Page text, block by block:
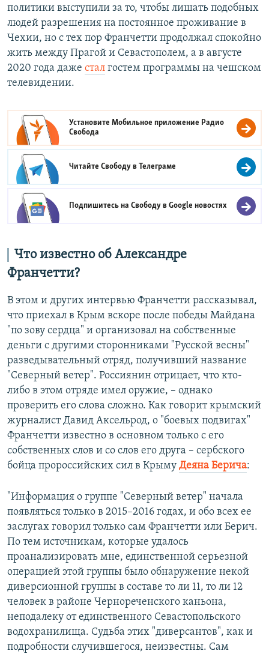
политики выступили за то, чтобы лишать подобных
людей разрешения на постоянное проживание в
Чехии, но с тех пор Франчетти продолжал спокойно
жить между Прагой и Севастополем, а в августе
2020 года даже стал гостем программы на чешском
телевидении.
Установите Мобильное приложение Радио
Свобода
Читайте Свободу вТелеграме
Подпишитесь на Свободу вGoogle новостях
Что известно об Александре
Франчетти?
В этом и других интервью Франчетти рассказывал,
что приехал в Крым вскоре после победы Майдана
"по зову сердца" и организовал на собственные
деньги с другими сторонниками "Русской весны"
разведывательный отряд, получивший название
"Северный ветер". Россиянин отрицает, что кто-
либо в этом отряде имел оружие, – однако
проверить его слова сложно. Как говорит крымский
журналист Давид Аксельрод, о "боевых подвигах"
Франчетти известно в основном только с его
собственных слов и со слов его друга – сербского
бойца пророссийских сил в Крыму Деяна Берича:
"Информация о группе "Северный ветер" начала
появляться только в 2015–2016 годах, и обо всех ее
заслугах говорил только сам Франчетти или Берич.
По тем источникам, которые удалось
проанализировать мне, единственной серьезной
операцией этой группы было обнаружение некой
диверсионной группы в составе то ли 11, то ли 12
человек в районе Чернореченского каньона,
неподалеку от единственного Севастопольского
водохранилища. Судьба этих "диверсантов", как и
подробности случившегося, неизвестны. Сам